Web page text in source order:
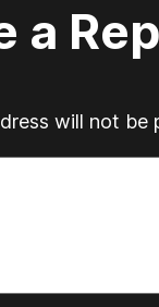
a
will not be